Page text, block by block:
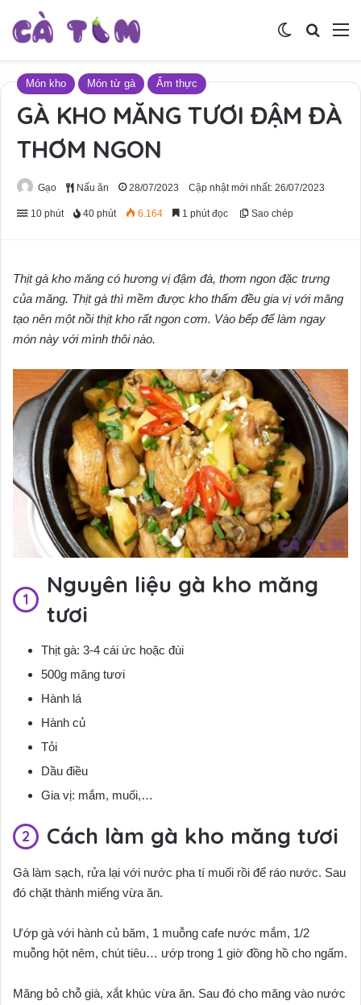
Tìm
Switch skin
Món kho Món từ gà Ẩm thực
GÀ KHO MĂNG TƯƠI ĐẬM ĐÀ
THƠM NGON
Gạo Nấu ăn 28/07/2023 Cập nhật mới nhất: 26/07/2023
10 phút 40 phút 6.164 1 phút đọc Sao chép
Thịt gà kho măng có hương vị đậm đà, thơm ngon đặc trưng
của măng. Thịt gà thì mềm được kho thấm đều gia vị với măng
tạo nên một nồi thịt kho rất ngon cơm. Vào bếp để làm ngay
món này với mình thôi nào.
Nguyên liệu gà kho măng
tươi
Thịt gà: 3-4 cái ức hoặc đùi
500g măng tươi
Hành lá
Hành củ
Tỏi
Dầu điều
Gia vị: mắm, muối,…
Cách làm gà kho măng tươi
Gà làm sạch, rửa lại với nước pha tí muối rồi để ráo nước. Sau
đó chặt thành miếng vừa ăn.
Ướp gà với hành củ băm, 1 muỗng cafe nước mắm, 1/2
muỗng hột nêm, chút tiêu… ướp trong 1 giờ đồng hồ cho ngấm.
Măng bỏ chỗ già, xắt khúc vừa ăn. Sau đó cho măng vào nước